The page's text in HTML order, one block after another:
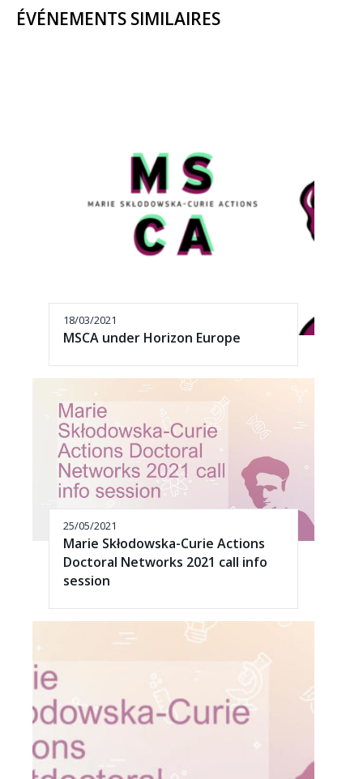
ÉVÉNEMENTS SIMILAIRES
18/03/2021
MSCA under Horizon Europe
25/05/2021
Marie Skłodowska-Curie Actions
Doctoral Networks 2021 call info
session